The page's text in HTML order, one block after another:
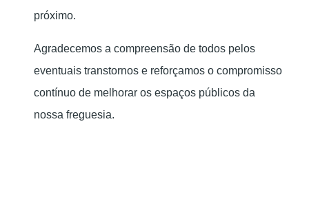
próximo.
Agradecemos a compreensão de todos pelos
eventuais transtornos e reforçamos o compromisso
contínuo de melhorar os espaços públicos da
nossa freguesia.